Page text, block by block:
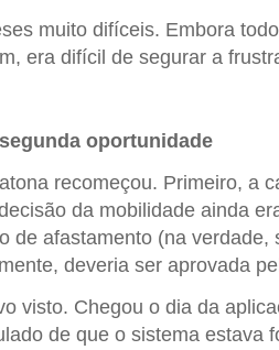
muito difíceis. Embora
era difícil de segurar a
oportunidade
recomeçou. Primeiro, a
da mobilidade ainda
de afastamento (na verdade,
deveria ser aprovada
visto. Chegou o dia da
de que o sistema estava